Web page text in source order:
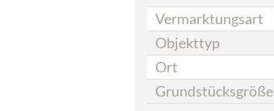
Vermarktungsart
Objekttyp
Ort
Grundstücksgröße